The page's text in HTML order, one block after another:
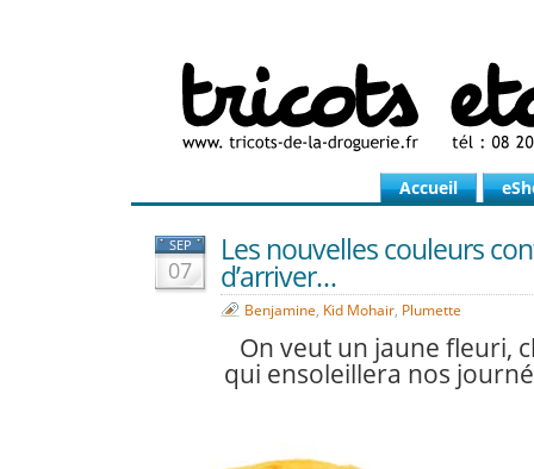
Accueil
SEP
07
Les nouvelles couleurs
d’arriver…
Benjamine, Kid Mohair, Plumette
On veut un jaune fleuri,
qui ensoleillera nos